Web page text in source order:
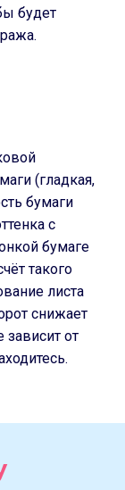
будет
(гладкая,
бумаги
с
бумаге
такого
листа
снижает
зависит от